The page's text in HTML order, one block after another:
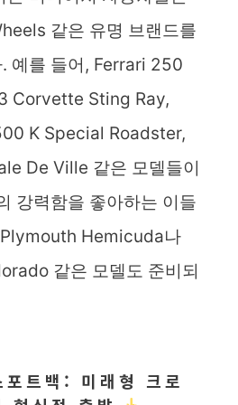
같은 유명 브랜드를
예를 들어, Ferrari 250
Corvette Sting Ray,
K Special Roadster,
De Ville 같은 모델들이
강력함을 좋아하는 이들
Hemicuda나
같은 모델도 준비되
트백: 미래형 크로